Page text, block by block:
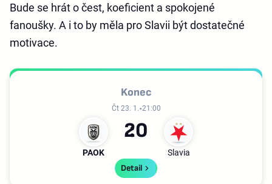
Bude se hrát o čest, koeficient a spokojené
fanoušky. A i to by měla pro Slavii být dostatečné
motivace.
Konec
Čt 23. 1. 21:00
PAOK
2
Slavia
0
Detail